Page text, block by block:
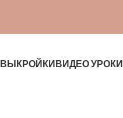
ВЫКРОЙКИВИДЕО УРОКИ